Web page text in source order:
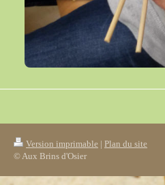
Version imprimable | Plan du site
© Aux Brins d'Osier